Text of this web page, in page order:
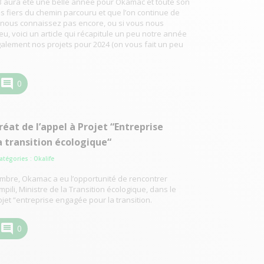
fiers du chemin parcouru et que l’on continue de
connaissez pas encore, ou si vous nous
voici un article qui récapitule un peu notre année
nos projets pour 2024 (on vous fait un peu
comment 0
de l’appel à Projet “Entreprise
transition écologique“
: Okalife
Okamac a eu l’opportunité de rencontrer
Ministre de la Transition écologique, dans le
“entreprise engagée pour la transition.
comment 0